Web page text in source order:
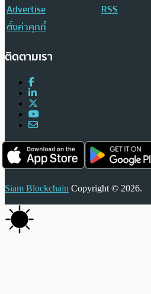
Advertise
RSS
ตั้งค่าคุกกี้
ติดตามเรา
Siam Blockchain Copyright © 2026.